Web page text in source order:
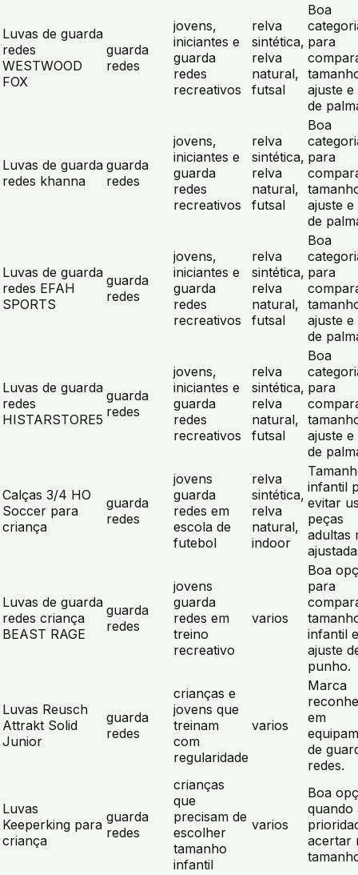
Luvas de guarda
redes
WESTWOOD
FOX
guarda
redes
jovens,
iniciantes e
guarda
redes
recreativos
relva
sintética,
relva
natural,
futsal
Boa
para
ajuste e
de
Luvas de guarda
redes khanna
guarda
redes
jovens,
iniciantes e
guarda
redes
recreativos
relva
sintética,
relva
natural,
futsal
Boa
para
ajuste e
de
Luvas de guarda
redes EFAH
SPORTS
guarda
redes
jovens,
iniciantes e
guarda
redes
recreativos
relva
sintética,
relva
natural,
futsal
Boa
para
ajuste e
de
Luvas de guarda
redes
HISTARSTORE5
guarda
redes
jovens,
iniciantes e
guarda
redes
recreativos
relva
sintética,
relva
natural,
futsal
Boa
para
ajuste e
de
Calças 3/4 HO
Soccer para
criança
guarda
redes
jovens
guarda
redes em
escola de
futebol
relva
sintética,
relva
natural,
indoor
infantil
evitar
peças
adultas
Luvas de guarda
redes criança
BEAST RAGE
guarda
redes
jovens
guarda
redes em
treino
recreativo
varios
Boa
para
infantil e
ajuste
punho.
Luvas Reusch
Attrakt Solid
Junior
guarda
redes
crianças e
jovens que
treinam
com
regularidade
varios
Marca
em
de
redes.
Luvas
Keeperking para
criança
guarda
redes
crianças
que
precisam de
escolher
tamanho
infantil
varios
Boa
quando
acertar